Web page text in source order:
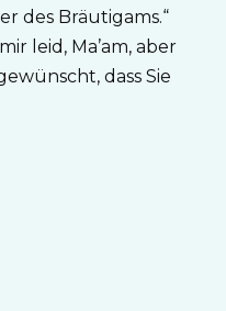
des Bräutigams.“
leid, Ma’am, aber
dass Sie